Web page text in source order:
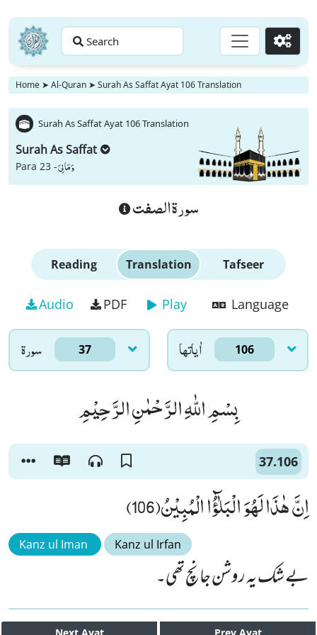
Search Go
Home ➤ Al-Quran ➤ Surah As Saffat Ayat 106 Translation
Surah As Saffat Ayat 106 Translation
Surah As Saffat
Para 23 -وَ مَا لِیَ
سورة الصفت
Reading Translation Tafseer
Audio PDF Play Language
سورۃ 37 اٰياتها 106
بِسْمِ اللّٰهِ الرَّحْمٰنِ الرَّحِیْمِ
37.106
اِنَّ هٰذَا لَهُوَ الْبَلٰٓؤُا الْمُبِیْنُ(106)
Kanz ul Iman Kanz ul Irfan
بے شک یہ روشن جانچ تھی۔